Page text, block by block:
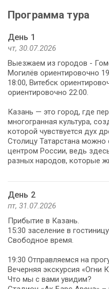
Программа тура
День 1
чт, 30.07.2026
Выезжаем из городов -
Могилёв ориентировочно
18:00, Витебск
ориентировочно 22:00.
Казань — это город, где
многогранная культура,
которой чувствуется дух
Столицу Татарстана можно
центром России, ведь
разных народов, которые
День 2
пт, 31.07.2026
Прибытие в Казань.
15:30 заселение в гостиницу.
Свободное время.
19:30 Отправляемся на
Вечерняя экскурсия «Огни
Что мы с вами увидим?